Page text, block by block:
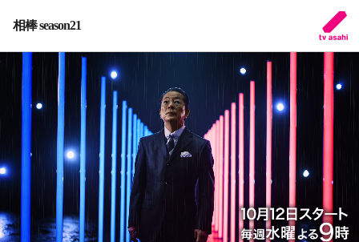
相棒 season21